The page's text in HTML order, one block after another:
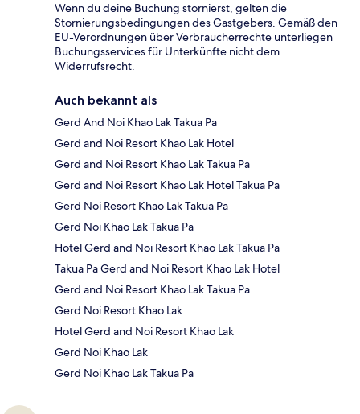
Wenn du deine Buchung stornierst, gelten die
Stornierungsbedingungen des Gastgebers. Gemäß den
EU-Verordnungen über Verbraucherrechte unterliegen
Buchungsservices für Unterkünfte nicht dem
Widerrufsrecht.
Auch bekannt als
Gerd And Noi Khao Lak Takua Pa
Gerd and Noi Resort Khao Lak Hotel
Gerd and Noi Resort Khao Lak Takua Pa
Gerd and Noi Resort Khao Lak Hotel Takua Pa
Gerd Noi Resort Khao Lak Takua Pa
Gerd Noi Khao Lak Takua Pa
Hotel Gerd and Noi Resort Khao Lak Takua Pa
Takua Pa Gerd and Noi Resort Khao Lak Hotel
Gerd and Noi Resort Khao Lak Takua Pa
Gerd Noi Resort Khao Lak
Hotel Gerd and Noi Resort Khao Lak
Gerd Noi Khao Lak
Gerd Noi Khao Lak Takua Pa